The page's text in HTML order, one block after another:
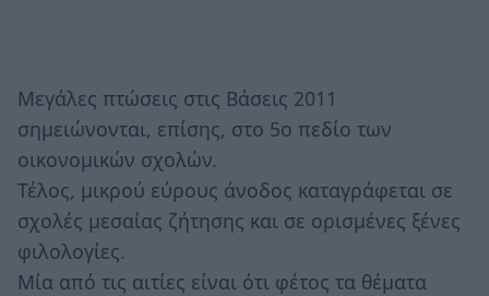
Μεγάλες πτώσεις στις Βάσεις 2011
σημειώνονται, επίσης, στο 5ο πεδίο των
οικονομικών σχολών.
Τέλος, μικρού εύρους άνοδος καταγράφεται σε
σχολές μεσαίας ζήτησης και σε ορισμένες ξένες
φιλολογίες.
Μία από τις αιτίες είναι ότι φέτος τα θέματα